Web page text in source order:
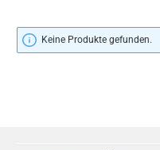
Keine Produkte gefunden.